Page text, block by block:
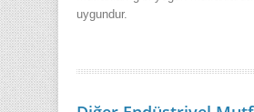
uygundur.